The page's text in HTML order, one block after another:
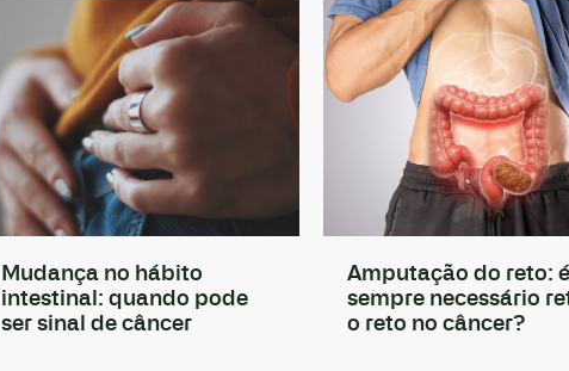
Mudança no hábito
intestinal: quando pode
ser sinal de câncer
Amputação do reto: é
sempre necessário
o reto no câncer?